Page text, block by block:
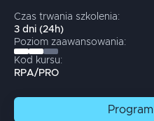
Czas trwania szkolenia:
3 dni (24h)
Poziom zaawansowania:
Kod kursu:
RPA/PRO
Program